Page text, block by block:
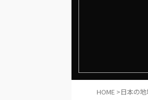
HOME >日本の